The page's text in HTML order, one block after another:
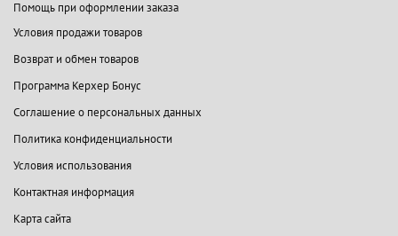
Помощь при оформлении заказа
Условия продажи товаров
Возврат и обмен товаров
Программа Керхер Бонус
Соглашение о персональных данных
Политика конфиденциальности
Условия использования
Контактная информация
Карта сайта